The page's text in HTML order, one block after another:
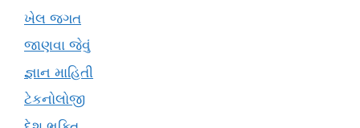
ખેલ જગત
જાણવા જેવું
જ્ઞાન માહિતી
ટેકનોલોજી